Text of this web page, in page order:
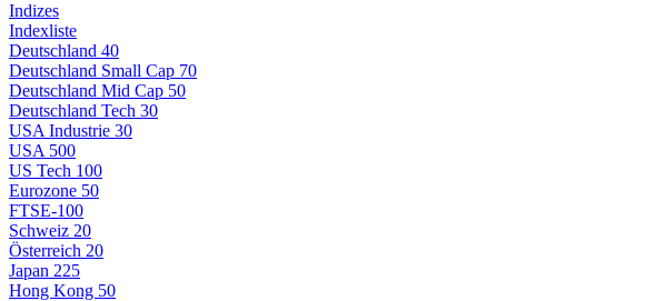
Indizes
Indexliste
Deutschland 40
Deutschland Small Cap 70
Deutschland Mid Cap 50
Deutschland Tech 30
USA Industrie 30
USA 500
US Tech 100
Eurozone 50
FTSE-100
Schweiz 20
Österreich 20
Japan 225
Hong Kong 50